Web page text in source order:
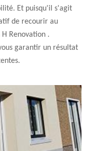
Et puisqu'il s'agit
de recourir au
Renovation .
garantir un résultat